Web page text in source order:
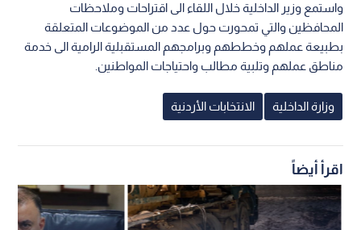
واستمع وزير الداخلية خلال اللقاء الى اقتراحات وملاحظات
المحافظين والتي تمحورت حول عدد من الموضوعات المتعلقة
بطبيعة عملهم وخططهم وبرامجهم المستقبلية الرامية الى خدمة
مناطق عملهم وتلبية مطالب واحتياجات المواطنين.
وزارة الداخلية الانتخابات الأردنية
اقرأ أيضاً